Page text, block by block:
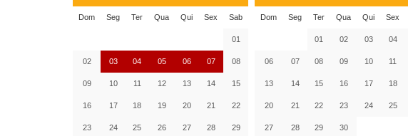
Dom Seg Ter Qua Qui Sex Sab
01
02 03 04 05 06 07 08
09 10 11 12 13 14 15
16 17 18 19 20 21 22
23 24 25 26 27 28 29
Dom Seg Ter Qua Qui Sex
01 02 03 04
06 07 08 09 10 11
13 14 15 16 17 18
20 21 22 23 24 25
27 28 29 30